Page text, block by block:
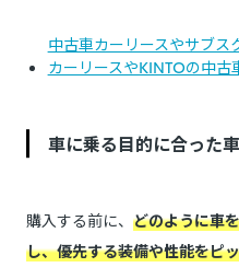
中古車カーリースやサブス
カーリースやKINTOの中古
車に乗る目的に合った車
購入する前に、 どのように車
し、優先する装備や性能をピ